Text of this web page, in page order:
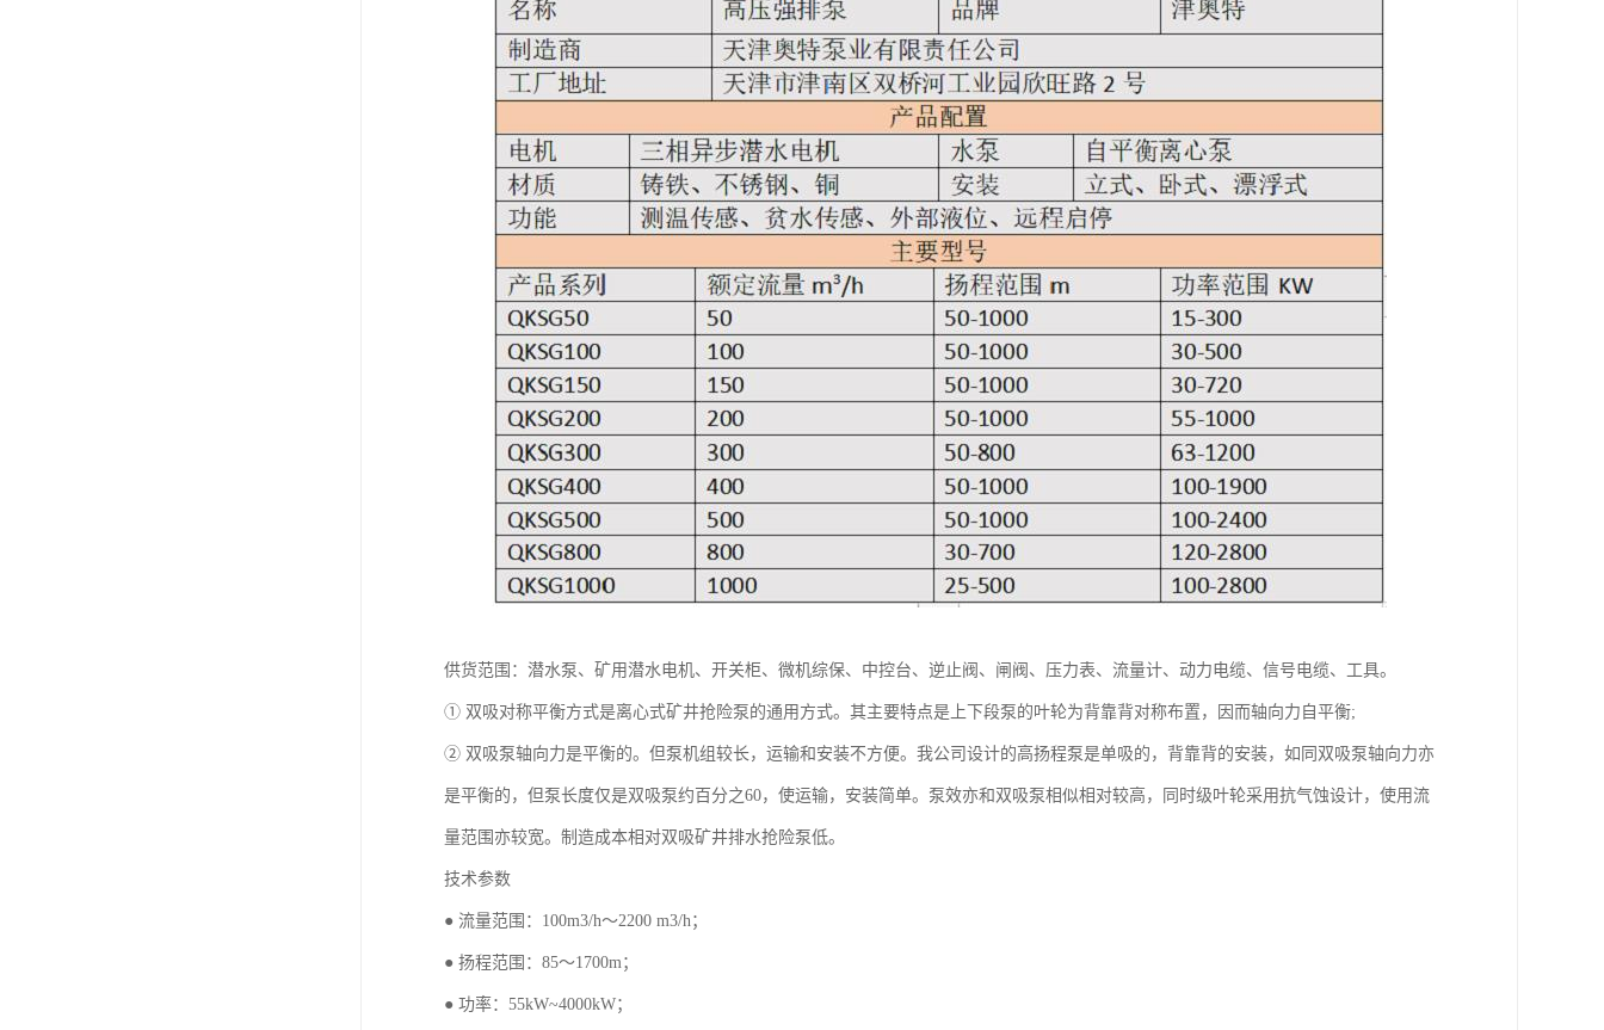
供货范围：潜水泵、矿用潜水电机、开关柜、微机综保、中控台、逆止阀、闸阀、压力表、流量计、动力电缆、信号电缆、工具。
① 双吸对称平衡方式是离心式矿井抢险泵的通用方式。其主要特点是上下段泵的叶轮为背靠背对称布置，因而轴向力自平衡;
② 双吸泵轴向力是平衡的。但泵机组较长，运输和安装不方便。我公司设计的高扬程泵是单吸的，背靠背的安装，如同双吸泵轴向力亦
是平衡的，但泵长度仅是双吸泵约百分之60，使运输，安装简单。泵效亦和双吸泵相似相对较高，同时级叶轮采用抗气蚀设计，使用流
量范围亦较宽。制造成本相对双吸矿井排水抢险泵低。
技术参数
● 流量范围：100m3/h～2200 m3/h；
● 扬程范围：85～1700m；
● 功率：55kW~4000kW；